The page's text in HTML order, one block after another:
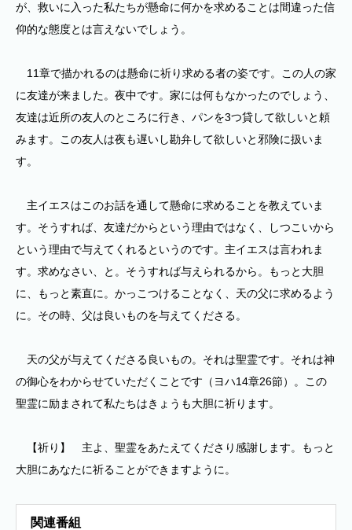
が、救いに入った私たちが懸命に何かを求めることは間違った信
仰的な態度とは言えないでしょう。
11章で描かれるのは懸命に祈り求める者の姿です。この人の家
に友達が来ました。夜中です。家には何もなかったのでしょう、
友達は近所の友人のところに行き、パンを3つ貸して欲しいと頼
みます。この友人は夜も遅いし勘弁して欲しいと邪険に扱いま
す。
主イエスはこのお話を通して懸命に求めることを教えていま
す。そうすれば、友達だからという理由ではなく、しつこいから
という理由で与えてくれるというのです。主イエスは言われま
す。求めなさい、と。そうすれば与えられるから。もっと大胆
に、もっと素直に。かっこつけることなく、天の父に求めるよう
に。その時、父は良いものを与えてくださる。
天の父が与えてくださる良いもの。それは聖霊です。それは神
の御心をわからせていただくことです（ヨハ14章26節）。この
聖霊に励まされて私たちはきょうも大胆に祈ります。
【祈り】 主よ、聖霊をあたえてくださり感謝します。もっと
大胆にあなたに祈ることができますように。
関連番組